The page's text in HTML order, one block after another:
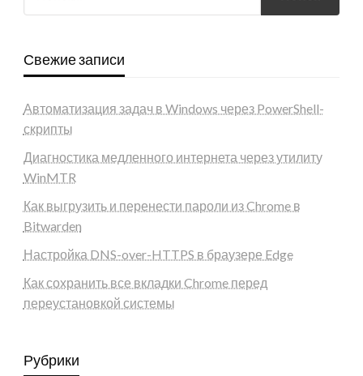
Свежие записи
Автоматизация задач в Windows через PowerShell-
скрипты
Диагностика медленного интернета через утилиту
WinMTR
Как выгрузить и перенести пароли из Chrome в
Bitwarden
Настройка DNS-over-HTTPS в браузере Edge
Как сохранить все вкладки Chrome перед
переустановкой системы
Рубрики